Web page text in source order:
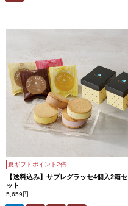
夏ギフトポイント2倍
【送料込み】サブレグラッセ4個入2箱セ
ット
5,659円